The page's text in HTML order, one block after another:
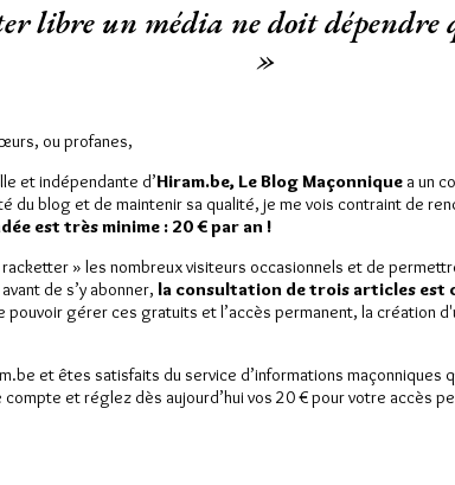
jusqu’à3 articlesgratuitement.
,Obédience, Suisse
est réservée aux abonnés.
des commentaires, vous devez :
VOUS INSCRIRE
libre un média ne doit dépendre
»
ou profanes,
et indépendante d’Hiram.be, Le Blog Maçonnique a un
du blog et de maintenir sa qualité, je me vois contraint de
est très minime : 20 € par an !
racketter » les nombreux visiteurs occasionnels et de
de s’y abonner, la consultation de trois articles
pouvoir gérer ces gratuits et l’accès permanent, la création
et êtes satisfaits du service d’informations maçonniques
et réglez dès aujourd’hui vos 20 € pour votre accès